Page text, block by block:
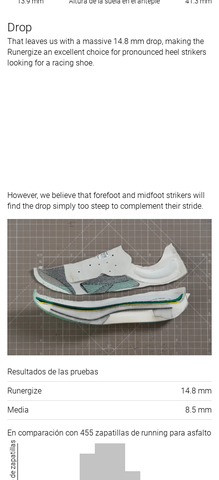
Drop
That leaves us with a massive 14.8 mm drop, making the
Runergize an excellent choice for pronounced heel strikers
looking for a racing shoe.
However, we believe that forefoot and midfoot strikers will
find the drop simply too steep to complement their stride.
Resultados de las pruebas
Runergize 14.8 mm
Media 8.5 mm
En comparación con 455 zapatillas de running para asfalto